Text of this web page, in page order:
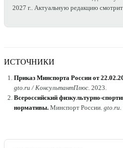
2027 г.. Актуальную редакцию
ИСТОЧНИКИ
Приказ Минспорта России от
gto.ru / КонсультантПлюс. 2023.
Всероссийский физкультурно-
нормативы. Минспорт России. gto.ru.